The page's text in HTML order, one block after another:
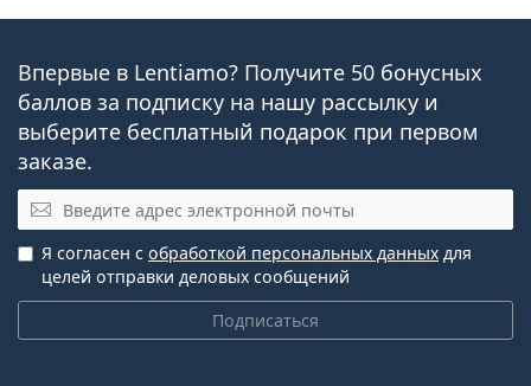
Впервые в Lentiamo? Получите 50 бонусных
баллов за подписку на нашу рассылку и
выберите бесплатный подарок при первом
заказе.
Эл. почта
Подписаться
Я согласен с обработкой персональных данных для
целей отправки деловых сообщений